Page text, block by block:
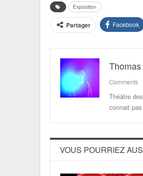
Exposition
Partager Facebook
Comments
Théâtre
connait
VOUS POURRIEZ